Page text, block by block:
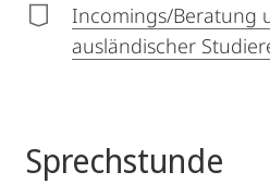
Incomings/Beratung
ausländischer
Sprechstunde